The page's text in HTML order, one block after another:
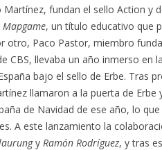
Martínez, fundan el sello Action y
Mapgame, un título educativo que
otro, Paco Pastor, miembro
CBS, llevaba un año inmerso en
bajo el sello de Erbe. Tras
llamaron a la puerta de Erbe
de Navidad de ese año, lo
A este lanzamiento la
y Ramón Rodríguez, y tras